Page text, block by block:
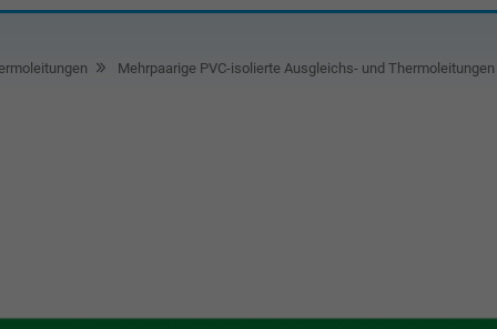
Mehrpaarige PVC-isolierte Ausgleichs- und Thermoleitungen